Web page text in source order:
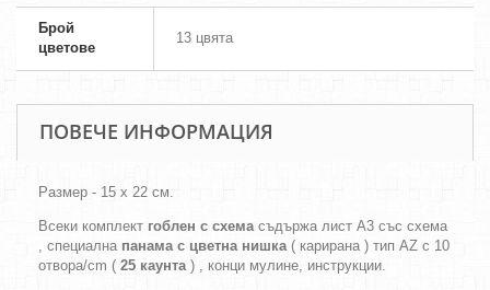
Брой
цветове
13 цвята
ПОВЕЧЕ ИНФОРМАЦИЯ
Размер - 15 х 22 см.
Всеки комплект гоблен с схемасъдържа лист А3 със схема
, специална панама с цветна нишка( карирана ) тип AZ с 10
отвора/cm ( 25 каунта) , конци мулине, инструкции.